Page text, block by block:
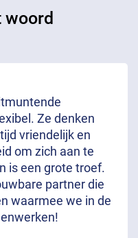
woord
Ze denken
vriendelijk en
om zich aan te
is een grote troef.
partner die
waarmee we in de